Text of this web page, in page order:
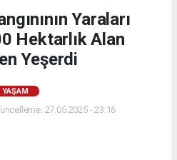
Yaraları
Hektarlık Alan
Yeşerdi
YAŞAM
27.05.2025 - 23:16